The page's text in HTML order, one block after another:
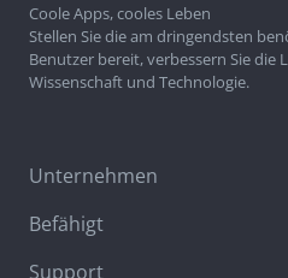
Coole Apps, cooles Leben
Stellen Sie die am dringendsten
Benutzer bereit, verbessern Sie die
Wissenschaft und Technologie.
Unternehmen
Befähigt
Support